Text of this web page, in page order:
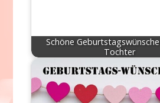
Schöne Geburtstagswünsche
Tochter